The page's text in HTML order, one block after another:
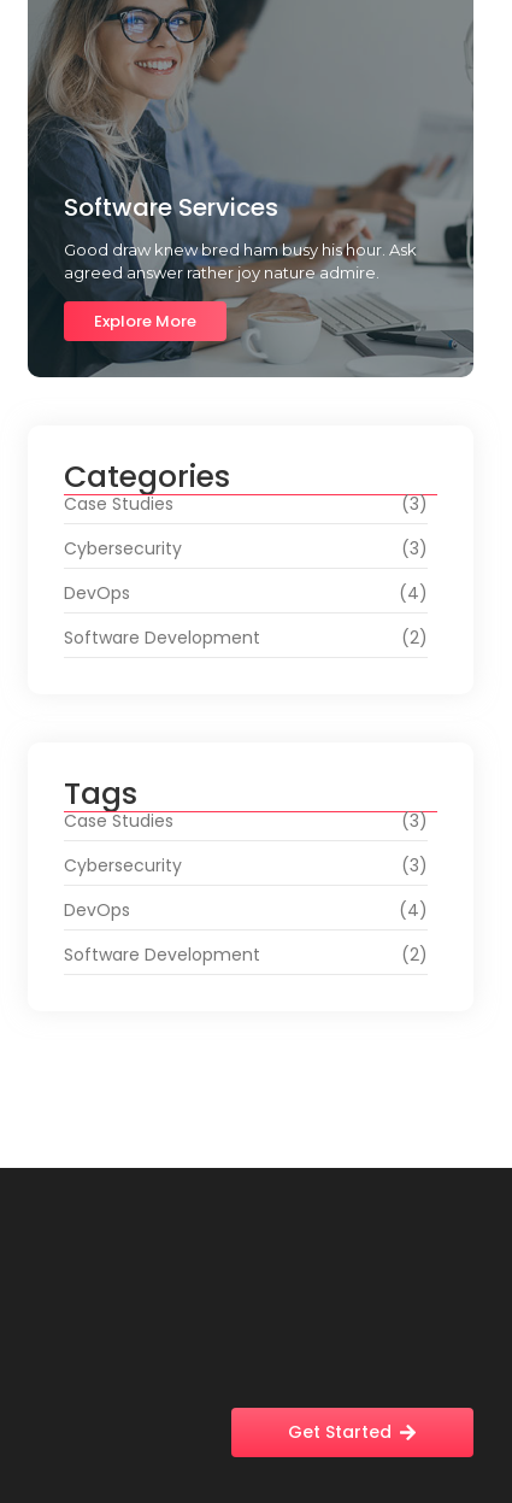
Software Services
Good draw knew bred ham busy his hour. Ask
agreed answer rather joy nature admire.
Explore More
Categories
Case Studies
(3)
Cybersecurity
(3)
DevOps
(4)
Software Development
(2)
Tags
Case Studies
(3)
Cybersecurity
(3)
DevOps
(4)
Software Development
(2)
Get Started